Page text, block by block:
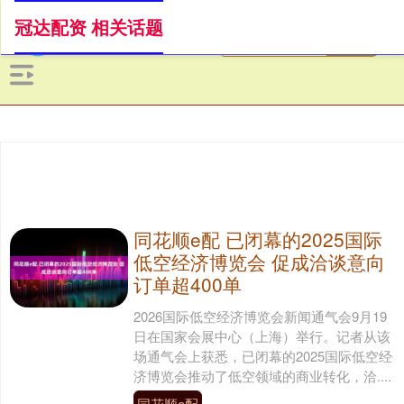
冠达配资 相关话题
同花顺e配 已闭幕的2025国际
低空经济博览会 促成洽谈意向
订单超400单
2026国际低空经济博览会新闻通气会9月19
日在国家会展中心（上海）举行。记者从该
场通气会上获悉，已闭幕的2025国际低空经
济博览会推动了低空领域的商业转化，洽....